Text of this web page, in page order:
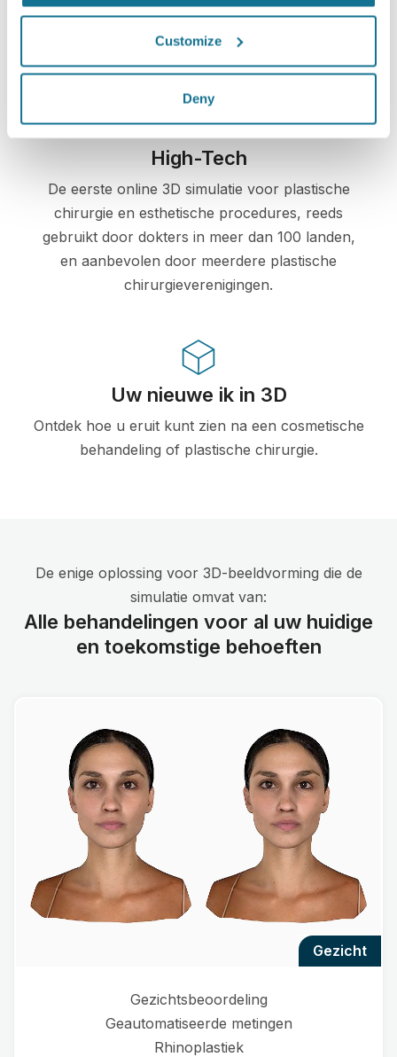
Customize
Deny
informatie is beveiligd en prive.
High-Tech
De eerste online 3D simulatie voor plastische
chirurgie en esthetische procedures, reeds
gebruikt door dokters in meer dan 100 landen,
en aanbevolen door meerdere plastische
chirurgieverenigingen.
Uw nieuwe ik in 3D
Ontdek hoe u eruit kunt zien na een cosmetische
behandeling of plastische chirurgie.
De enige oplossing voor 3D-beeldvorming die de
simulatie omvat van:
Alle behandelingen voor al uw huidige
en toekomstige behoeften
gezicht
Gezichtsbeoordeling
Geautomatiseerde metingen
Rhinoplastiek